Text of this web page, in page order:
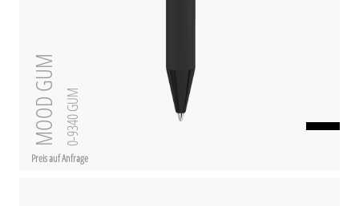
Preis auf Anfrage
MOOD GUM 0-9340 GUM